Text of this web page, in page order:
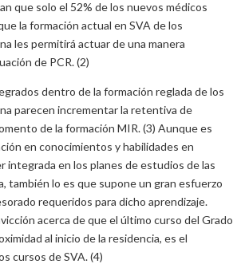
que solo el 52% de los nuevos médicos
la formación actual en SVA de los
les permitirá actuar de una manera
de PCR. (2)
dentro de la formación reglada de los
parecen incrementar la retentiva de
de la formación MIR. (3) Aunque es
en conocimientos y habilidades en
integrada en los planes de estudios de las
también lo es que supone un gran esfuerzo
requeridos para dicho aprendizaje.
acerca de que el último curso del Grado
al inicio de la residencia, es el
cursos de SVA. (4)